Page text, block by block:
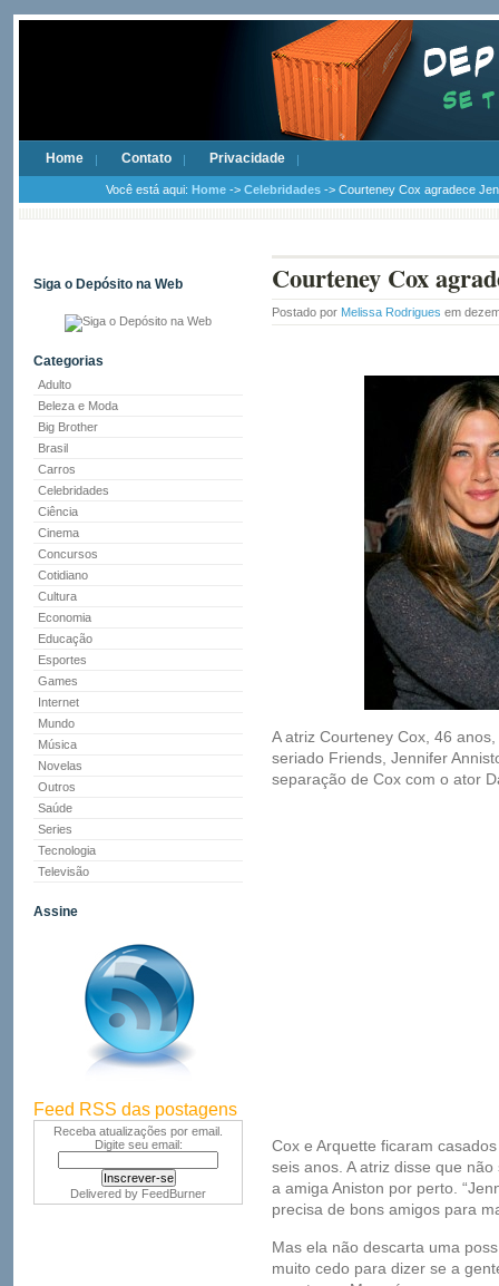
Home Contato Privacidade
Você está aqui: Home -> Celebridades -> Courteney Cox agradece
Siga o Depósito na Web
Categorias
Adulto
Beleza e Moda
Big Brother
Brasil
Carros
Celebridades
Ciência
Cinema
Concursos
Cotidiano
Cultura
Economia
Educação
Esportes
Games
Internet
Mundo
Música
Novelas
Outros
Saúde
Series
Tecnologia
Televisão
Assine
Feed RSS das postagens
Receba atualizações por email.
Digite seu email:
Delivered by FeedBurner
Courteney Cox
Postado por Melissa Rodrigues em
A atriz Courteney Cox, 46
seriado Friends, Jennifer
separação de Cox com o ator
Cox e Arquette ficaram
seis anos. A atriz disse que
a amiga Aniston por perto.
precisa de bons amigos para
Mas ela não descarta uma
muito cedo para dizer se a